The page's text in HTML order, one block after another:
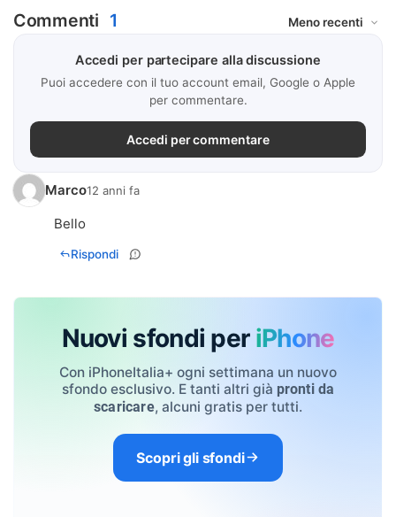
Commenti 1
Accedi per partecipare alla discussione
Puoi accedere con il tuo account email, Google o Apple
per commentare.
Accedi per commentare
Marco12 anni fa
Bello
Rispondi
Nuovi sfondi per iPhone
Con iPhoneItalia+ ogni settimana un nuovo
sfondo esclusivo. E tanti altri già pronti da
scaricare, alcuni gratis per tutti.
Scopri gli sfondi